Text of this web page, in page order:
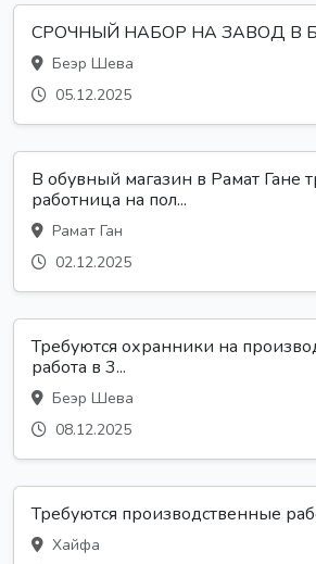
СРОЧНЫЙ НАБОР НА ЗАВОД В
Беэр Шева
05.12.2025
В обувный магазин в Рамат Гане
работница на пол...
Рамат Ган
02.12.2025
Требуются охранники на
работа в 3...
Беэр Шева
08.12.2025
Требуются производственные
Хайфа